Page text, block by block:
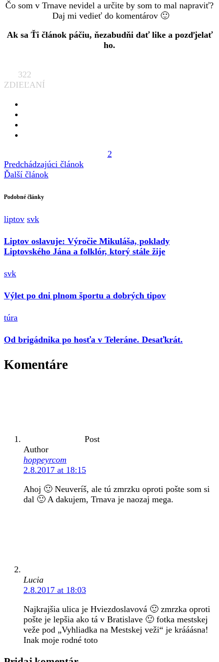
Čo som v Trnave nevidel a určite by som to mal napraviť?
Daj mi vedieť do komentárov 🙂
Ak sa Ťi článok páčiu, ňezabudňi dať like a pozďjelať
ho.
322
ZDIEĽANÍ
2
Predchádzajúci článok
Ďalší článok
Podobné články
liptov svk
Liptov oslavuje: Výročie Mikuláša, poklady
Liptovského Jána a folklór, ktorý stále žije
svk
Výlet po dni plnom športu a dobrých tipov
túra
Od brigádnika po hosťa v Teleráne. Desaťkrát.
Komentáre
Post
Author
hoppeyrcom
2.8.2017 at 18:15
Ahoj 🙂 Neuveríš, ale tú zmrzku oproti pošte som si
dal 🙂 A dakujem, Trnava je naozaj mega.
Lucia
2.8.2017 at 18:03
Najkrajšia ulica je Hviezdoslavová 🙂 zmrzka oproti
pošte je lepšia ako tá v Bratislave 🙂 fotka mestskej
veže pod „Vyhliadka na Mestskej veži“ je krááásna!
Inak moje rodné toto